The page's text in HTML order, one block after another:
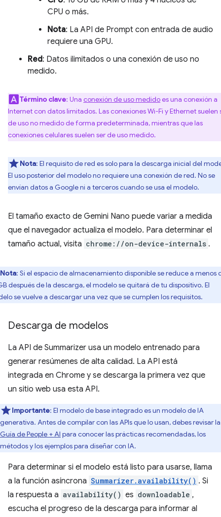
CPU o más.
Nota: La API de Prompt con entrada de audio
requiere una GPU.
Red: Datos ilimitados o una conexión de uso no
medido.
Término clave: Una conexión de uso medidoes una conexión a
Internet con datos limitados. Las conexiones Wi-Fi y Ethernet suelen
de uso no medido de forma predeterminada, mientras que las
conexiones celulares suelen ser de uso medido.
Nota: El requisito de red es solo para la descarga inicial del
El uso posterior del modelo no requiere una conexión de red. No se
envían datos a Google ni a terceros cuando se usa el modelo.
El tamaño exacto de Gemini Nano puede variar a medida
que el navegador actualiza el modelo. Para determinar el
tamaño actual, visita chrome://on-device-internals .
Nota: Si el espacio de almacenamiento disponible se reduce a menos
después de la descarga, el modelo se quitará de tu dispositivo. El
se vuelve a descargar una vez que se cumplen los requisitos.
Descarga de modelos
La API de Summarizer usa un modelo entrenado para
generar resúmenes de alta calidad. La API está
integrada en Chrome y se descarga la primera vez que
un sitio web usa esta API.
Importante: El modelo de base integrado es un modelo de IA
generativa. Antes de compilar con las APIs que lo usan, debes revisar la
Guía de People + AI para conocer las prácticas recomendadas, los
métodos y los ejemplos para diseñar con IA.
Para determinar si el modelo está listo para usarse, llama
a la función asíncrona Summarizer.availability() . Si
la respuesta a availability() es downloadable ,
escucha el progreso de la descarga para informar al